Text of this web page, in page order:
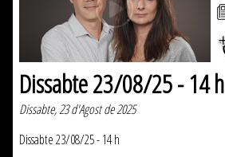
Dissabte 23/08/25 - 14 h
Dissabte, 23 d'Agost de 2025
Dissabte 23/08/25 - 14 h